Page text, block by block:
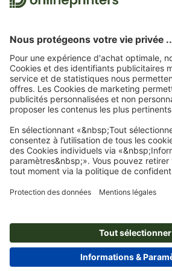
évaluations. Vous trouverezici les mesures
Page d'accueil Articles pour supporters de foot
Abonnez-vous à notre newsletter et
15 %